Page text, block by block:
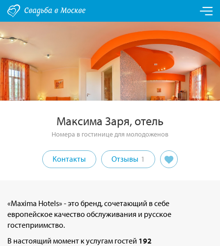
Максима Заря, отель
Номера в гостинице для молодоженов
Контакты Отзывы 1
«Maxima Hotels» - это бренд, сочетающий в себе
европейское качество обслуживания и русское
гостеприимство.
В настоящий момент к услугам гостей 192